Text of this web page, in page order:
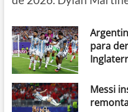
para
Messi